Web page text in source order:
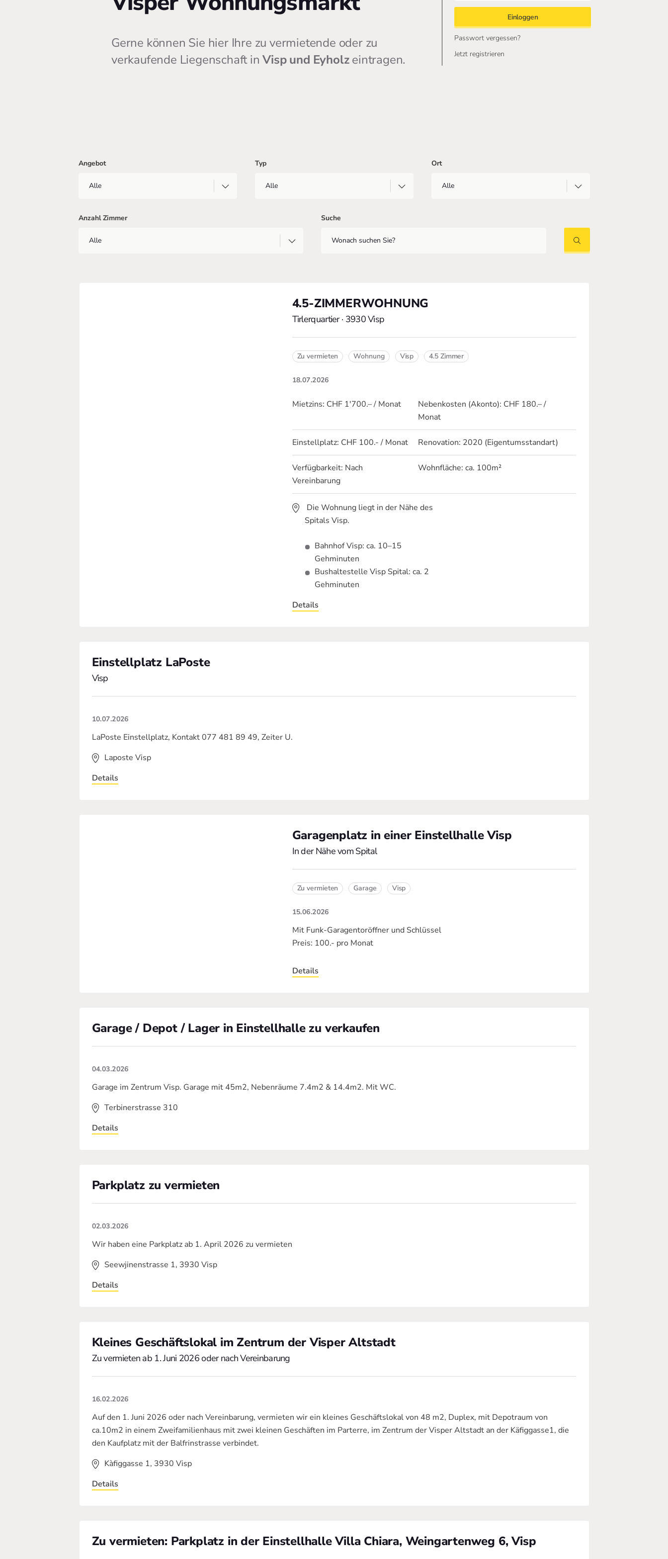
Gerne können Sie hier Ihre zu vermietende oder zu
verkaufende Liegenschaft inVisp und Eyholzeintragen.
Passwort vergessen?
Jetzt registrieren
Angebot Typ Ort
Anzahl Zimmer Suche
4.5-ZIMMERWOHNUNG
Tirlerquartier · 3930 Visp
18.07.2026
Mietzins: CHF 1'700.– / Monat Nebenkosten (Akonto): CHF 180.– /
Monat
Einstellplatz: CHF 100.- / Monat Renovation: 2020 (Eigentumsstandart)
Verfügbarkeit: Nach
Vereinbarung
Wohnfläche: ca. 100m²
Die Wohnung liegt in der Nähe des
Spitals Visp.
Bahnhof Visp: ca. 10–15
Gehminuten
Bushaltestelle Visp Spital: ca. 2
Gehminuten
Zu vermieten Wohnung Visp 4.5 Zimmer
Details
Einstellplatz LaPoste
Visp
10.07.2026
LaPoste Einstellplatz, Kontakt 077 481 89 49, Zeiter U.
Laposte Visp
Details
Garagenplatz in einer Einstellhalle Visp
In der Nähe vom Spital
15.06.2026
Mit Funk-Garagentoröffner und Schlüssel
Preis: 100.- pro Monat
Zu vermieten Garage Visp
Details
Garage / Depot / Lager in Einstellhalle zu verkaufen
04.03.2026
Garage im Zentrum Visp. Garage mit 45m2, Nebenräume 7.4m2 & 14.4m2. Mit WC.
Terbinerstrasse 310
Details
Parkplatz zu vermieten
02.03.2026
Wir haben eine Parkplatz ab 1. April 2026 zu vermieten
Seewjinenstrasse 1, 3930 Visp
Details
Kleines Geschäftslokal im Zentrum der Visper Altstadt
Zu vermieten ab 1. Juni 2026 oder nach Vereinbarung
16.02.2026
Auf den 1. Juni 2026 oder nach Vereinbarung, vermieten wir ein kleines Geschäftslokal von 48 m2, Duplex, mit Depotraum von
ca.10m2 in einem Zweifamilienhaus mit zwei kleinen Geschäften im Parterre, im Zentrum der Visper Altstadt an der Käfiggasse1, die
den Kaufplatz mit der Balfrinstrasse verbindet.
Kàfiggasse 1, 3930 Visp
Details
Zu vermieten: Parkplatz in der Einstellhalle Villa Chiara, Weingartenweg 6, Visp